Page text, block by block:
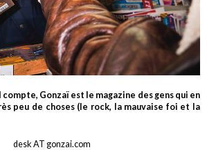
Gonzaï est le magazine des gens qui en
peu de choses (le rock, la mauvaise foi et la
desk AT gonzai.com